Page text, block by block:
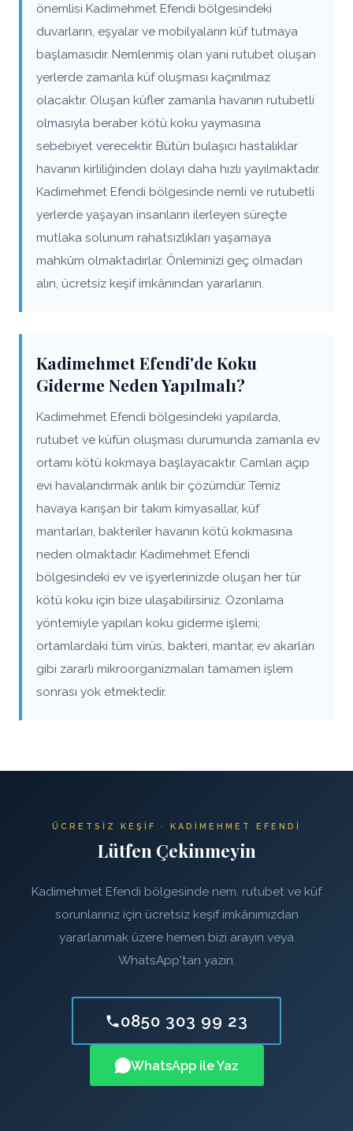
önemlisi Kadimehmet Efendi bölgesindeki
duvarların, eşyalar ve mobilyaların küf tutmaya
başlamasıdır. Nemlenmiş olan yani rutubet oluşan
yerlerde zamanla küf oluşması kaçınılmaz
olacaktır. Oluşan küfler zamanla havanın rutubetli
olmasıyla beraber kötü koku yaymasına
sebebiyet verecektir. Bütün bulaşıcı hastalıklar
havanın kirliliğinden dolayı daha hızlı yayılmaktadır.
Kadimehmet Efendi bölgesinde nemli ve rutubetli
yerlerde yaşayan insanların ilerleyen süreçte
mutlaka solunum rahatsızlıkları yaşamaya
mahkûm olmaktadırlar. Önleminizi geç olmadan
alın, ücretsiz keşif imkânından yararlanın.
Kadimehmet Efendi'de Koku
Giderme Neden Yapılmalı?
Kadimehmet Efendi bölgesindeki yapılarda,
rutubet ve küfün oluşması durumunda zamanla ev
ortamı kötü kokmaya başlayacaktır. Camları açıp
evi havalandırmak anlık bir çözümdür. Temiz
havaya karışan bir takım kimyasallar, küf
mantarları, bakteriler havanın kötü kokmasına
neden olmaktadır. Kadimehmet Efendi
bölgesindeki ev ve işyerlerinizde oluşan her tür
kötü koku için bize ulaşabilirsiniz. Ozonlama
yöntemiyle yapılan koku giderme işlemi;
ortamlardaki tüm virüs, bakteri, mantar, ev akarları
gibi zararlı mikroorganizmaları tamamen işlem
sonrası yok etmektedir.
ÜCRETSIZ KEŞIF · KADIMEHMET EFENDI
Lütfen Çekinmeyin
Kadimehmet Efendi bölgesinde nem, rutubet ve küf
sorunlarınız için ücretsiz keşif imkânımızdan
yararlanmak üzere hemen bizi arayın veya
WhatsApp'tan yazın.
0850 303 99 23
WhatsApp ile Yaz